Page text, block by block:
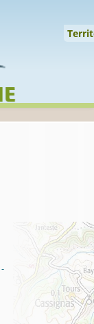
préserver